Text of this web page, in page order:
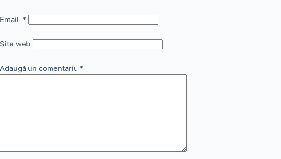
Email *
Site web
Adaugă un comentariu *